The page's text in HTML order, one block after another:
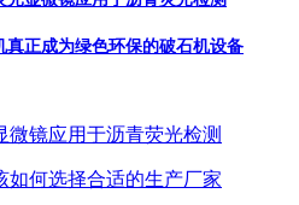
真正成为绿色环保的破石机设备
微镜应用于沥青荧光检测
如何选择合适的生产厂家